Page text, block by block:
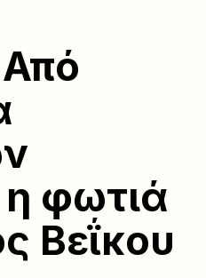
η φωτιά
Βεΐκου